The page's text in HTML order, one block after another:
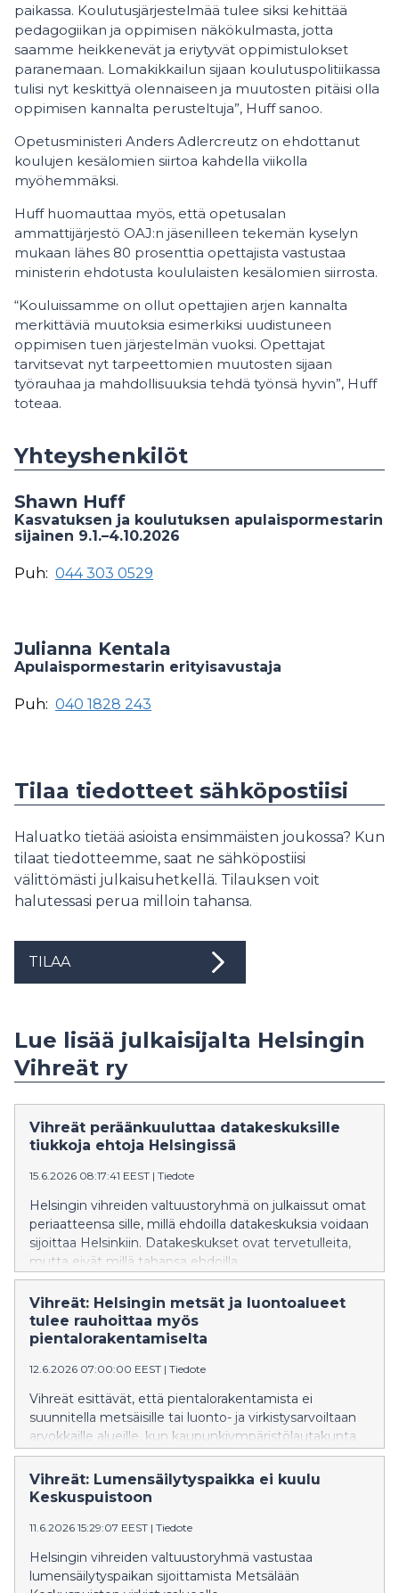
paikassa. Koulutusjärjestelmää tulee siksi kehittää
pedagogiikan ja oppimisen näkökulmasta, jotta
saamme heikkenevät ja eriytyvät oppimistulokset
paranemaan. Lomakikkailun sijaan koulutuspolitiikassa
tulisi nyt keskittyä olennaiseen ja muutosten pitäisi olla
oppimisen kannalta perusteltuja”, Huff sanoo.
Opetusministeri Anders Adlercreutz on ehdottanut
koulujen kesälomien siirtoa kahdella viikolla
myöhemmäksi.
Huff huomauttaa myös, että opetusalan
ammattijärjestö OAJ:n jäsenilleen tekemän kyselyn
mukaan lähes 80 prosenttia opettajista vastustaa
ministerin ehdotusta koululaisten kesälomien siirrosta.
“Kouluissamme on ollut opettajien arjen kannalta
merkittäviä muutoksia esimerkiksi uudistuneen
oppimisen tuen järjestelmän vuoksi. Opettajat
tarvitsevat nyt tarpeettomien muutosten sijaan
työrauhaa ja mahdollisuuksia tehdä työnsä hyvin”, Huff
toteaa.
Yhteyshenkilöt
Shawn Huff
Kasvatuksen ja koulutuksen apulaispormestarin
sijainen 9.1.–4.10.2026
Puh: 044 303 0529
Julianna Kentala
Apulaispormestarin erityisavustaja
Puh: 040 1828 243
Tilaa tiedotteet sähköpostiisi
Haluatko tietää asioista ensimmäisten joukossa? Kun
tilaat tiedotteemme, saat ne sähköpostiisi
välittömästi julkaisuhetkellä. Tilauksen voit
halutessasi perua milloin tahansa.
TILAA
Lue lisää julkaisijalta Helsingin
Vihreät ry
Vihreät peräänkuuluttaa datakeskuksille
tiukkoja ehtoja Helsingissä
15.6.2026 08:17:41 EEST | Tiedote
Helsingin vihreiden valtuustoryhmä on julkaissut omat
periaatteensa sille, millä ehdoilla datakeskuksia voidaan
sijoittaa Helsinkiin. Datakeskukset ovat tervetulleita,
mutta eivät millä tahansa ehdoilla.
Vihreät: Helsingin metsät ja luontoalueet
tulee rauhoittaa myös
pientalorakentamiselta
12.6.2026 07:00:00 EEST | Tiedote
Vihreät esittävät, että pientalorakentamista ei
suunnitella metsäisille tai luonto- ja virkistysarvoiltaan
arvokkaille alueille, kun kaupunkiympäristölautakunta
käsittelee Helsingin pientalotonttitarjonnan lisäämistä
16.6.2026.
Vihreät: Lumensäilytyspaikka ei kuulu
Keskuspuistoon
11.6.2026 15:29:07 EEST | Tiedote
Helsingin vihreiden valtuustoryhmä vastustaa
lumensäilytyspaikan sijoittamista Metsälään